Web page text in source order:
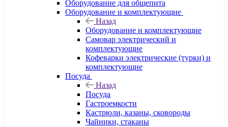
Оборудование для общепита
Оборудование и комплектующие
Назад
Оборудование и комплектующие
Самовар электрический и
комплектующие
Кофеварки электрические (турки) и
комплектующие
Посуда
Назад
Посуда
Гастроемкости
Кастрюли, казаны, сковороды
Чайники, стаканы